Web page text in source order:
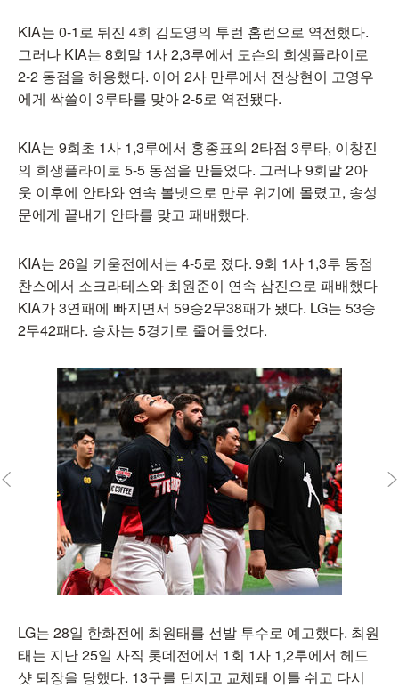
KIA는 0-1로 뒤진 4회 김도영의 투런 홈런으로 역전했다.
그러나 KIA는 8회말 1사 2,3루에서 도슨의 희생플라이로
2-2 동점을 허용했다. 이어 2사 만루에서 전상현이 고영우
에게 싹쓸이 3루타를 맞아 2-5로 역전됐다.
KIA는 9회초 1사 1,3루에서 홍종표의 2타점 3루타, 이창진
의 희생플라이로 5-5 동점을 만들었다. 그러나 9회말 2아
웃 이후에 안타와 연속 볼넷으로 만루 위기에 몰렸고, 송성
문에게 끝내기 안타를 맞고 패배했다.
KIA는 26일 키움전에서는 4-5로 졌다. 9회 1사 1,3루 동점
찬스에서 소크라테스와 최원준이 연속 삼진으로 패배했다
KIA가 3연패에 빠지면서 59승2무38패가 됐다. LG는 53승
2무42패다. 승차는 5경기로 줄어들었다.
LG는 28일 한화전에 최원태를 선발 투수로 예고했다. 최원
태는 지난 25일 사직 롯데전에서 1회 1사 1,2루에서 헤드
샷 퇴장을 당했다. 13구를 던지고 교체돼 이틀 쉬고 다시